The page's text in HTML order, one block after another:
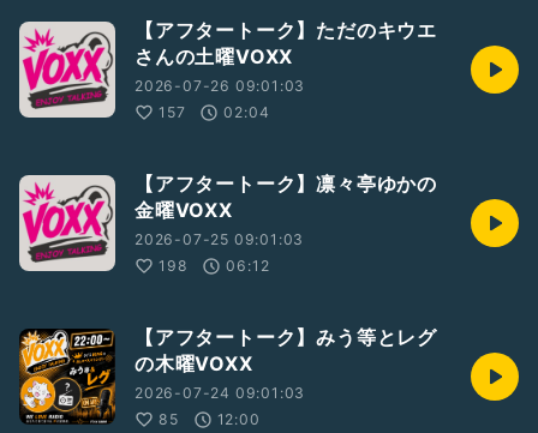
【アフタートーク】ただのキウエ
さんの土曜VOXX
2026-07-26 09:01:03
157
02:04
【アフタートーク】凛々亭ゆかの
金曜VOXX
2026-07-25 09:01:03
198
06:12
【アフタートーク】みう等とレグ
の木曜VOXX
2026-07-24 09:01:03
85
12:00